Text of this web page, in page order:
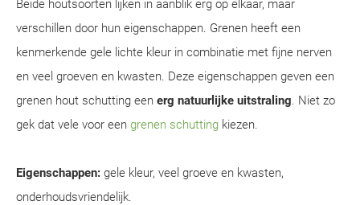
Beide houtsoorten lijken in aanblik erg op elkaar, maar
verschillen door hun eigenschappen. Grenen heeft een
kenmerkende gele lichte kleur in combinatie met fijne nerven
en veel groeven en kwasten. Deze eigenschappen geven een
grenen hout schutting een erg natuurlijke uitstraling. Niet zo
gek dat vele voor een grenen schutting kiezen.
Eigenschappen: gele kleur, veel groeve en kwasten,
onderhoudsvriendelijk.